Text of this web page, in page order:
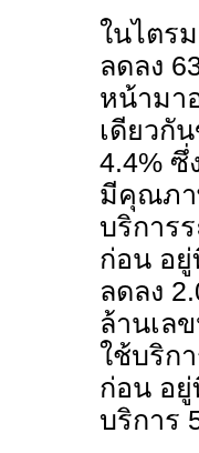
ในไตร
ลดลง
หน้ามา
เดียวกั
4.4% ซึ่
มีคุณภา
บริการ
ก่อน อยู่
ลดลง
ล้านเล
ใช้บริก
ก่อน อยู่
บริการ